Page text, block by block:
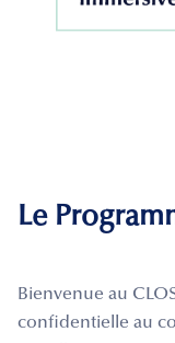
Le
Bienvenue au
confidentielle au